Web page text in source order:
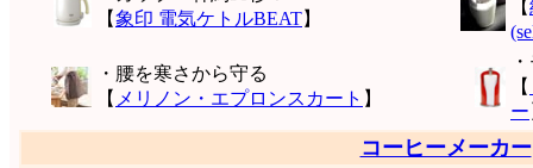
【象印 電気ケトルBEAT】
【
・腰を寒さから守る
【 メリノン・エプロンスカート 】
【
ー
コーヒーメーカー